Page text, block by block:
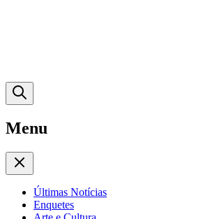
Menu
Últimas Notícias
Enquetes